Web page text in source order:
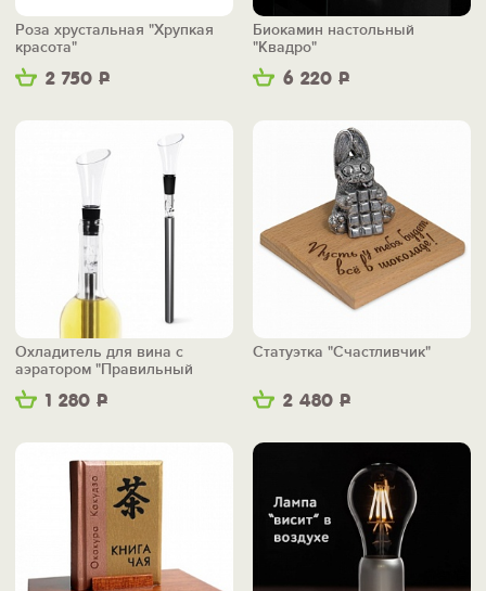
2 750 Р
Роза хрустальная "Хрупкая
красота"
6 220 Р
Биокамин настольный
"Квадро"
1 280 Р
Охладитель для вина с
аэратором "Правильный
вкус"
2 480 Р
Статуэтка "Счастливчик"